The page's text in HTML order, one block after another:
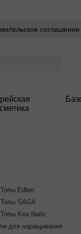
соглашение
Топы Edlen
Топы SAGA
Топы Kira Nails
для наращивания